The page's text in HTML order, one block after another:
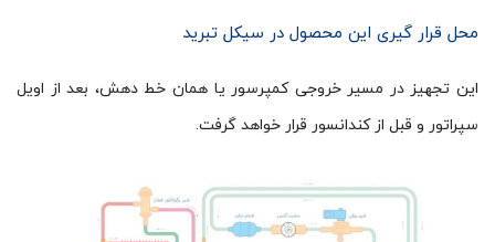
محل قرار گیری این محصول در سیکل تبرید
این تجهیز در مسیر خروجی کمپرسور یا همان خط دهش، بعد از اویل
سپراتور و قبل از کندانسور قرار خواهد گرفت.